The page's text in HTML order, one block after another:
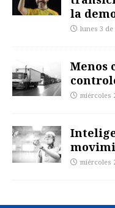
la
lunes 3 de
Menos
miércoles
miércoles